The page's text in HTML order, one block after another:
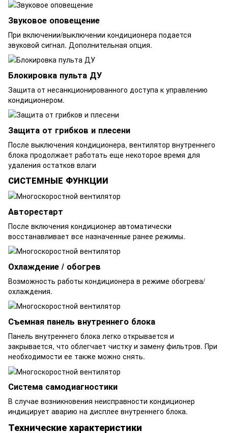
Звуковое оповещение
При включении/выключении кондиционера подается
звуковой сигнал. Дополнительная опция.
Блокировка пульта ДУ
Защита от несанкционированного доступа к управлению
кондиционером.
Защита от грибков и плесени
После выключения кондиционера, вентилятор внутреннего
блока продолжает работать еще некоторое время для
удаления остатков влаги
СИСТЕМНЫЕ ФУНКЦИИ
Авторестарт
После включения кондиционер автоматически
восстанавливает все назначенные ранее режимы.
Охлаждение / обогрев
Возможность работы кондиционера в режиме обогрева/
охлаждения.
Съемная панель внутреннего блока
Панель внутреннего блока легко открывается и
закрывается, что облегчает чистку и замену фильтров. При
необходимости ее также можно снять.
Система самодиагностики
В случае возникновения неисправности кондиционер
индицирует аварию на дисплее внутреннего блока.
Технические характеристики